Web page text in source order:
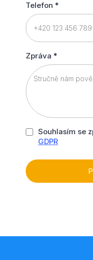
Telefon *
Zpráva *
Souhlasím se
GDPR